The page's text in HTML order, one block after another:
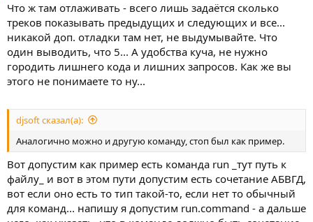
Что ж там отлаживать - всего лишь задаётся сколько
треков показывать предыдущих и следующих и все...
никакой доп. отладки там нет, не выдумывайте. Что
один выводить, что 5... А удобства куча, не нужно
городить лишнего кода и лишних запросов. Как же вы
этого не понимаете то ну...
djsoft сказал(а):
Аналогично можно и другую команду, стоп был как пример.
Вот допустим как пример есть команда run _тут путь к
файлу_ и вот в этом пути допустим есть сочетание АБВГД,
вот если оно есть то тип такой-то, если нет то обычный
для команд... напишу я допустим run.command - а дальше